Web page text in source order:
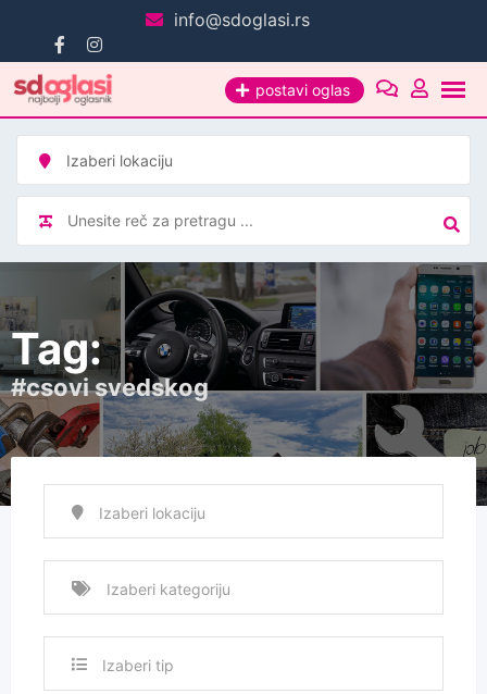
sadržaj
info@sdoglasi.rs
postavi oglas
Tag:
#csovi svedskog
Izaberi tip